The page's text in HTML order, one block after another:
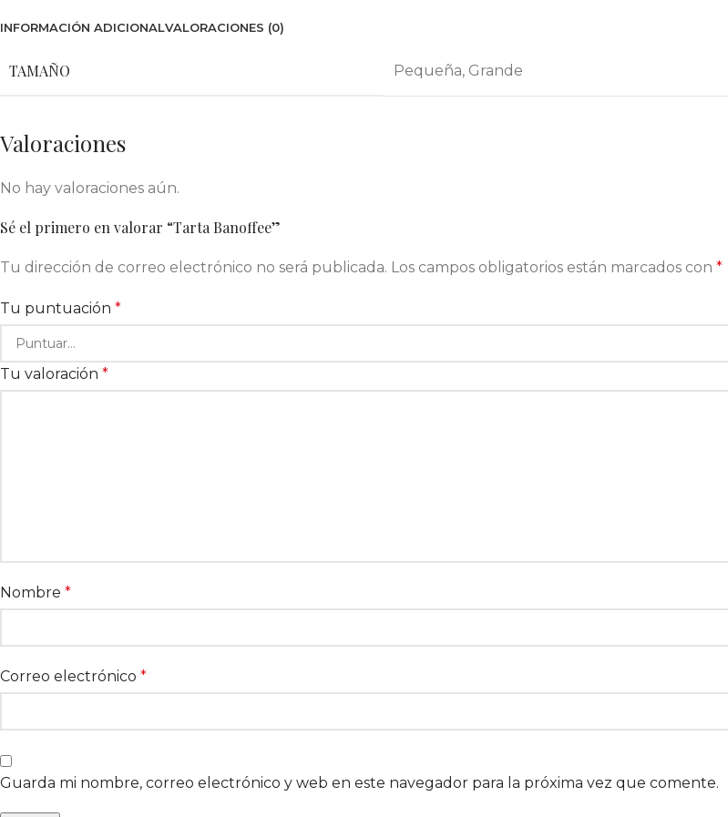
INFORMACIÓN ADICIONALVALORACIONES (0)
TAMAÑO Pequeña, Grande
Valoraciones
No hay valoraciones aún.
Sé el primero en valorar “Tarta Banoffee”
Tu dirección de correo electrónico no será publicada. Los campos obligatorios están marcados con *
Tu puntuación *
Tu valoración *
Nombre *
Correo electrónico *
Guarda mi nombre, correo electrónico y web en este navegador para la próxima vez que comente.